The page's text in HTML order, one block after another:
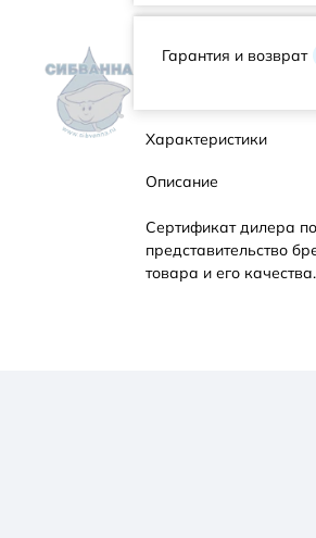
Гарантия и возврат
Характеристики
Описание
Сертификат дилера
представительство
товара и его качества.